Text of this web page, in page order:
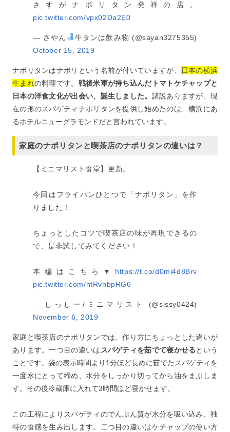
さすがナポリタン発祥の店。
pic.twitter.com/vpx02Da2E0
— さやん
牛タンは飲み物 (@sayan3275355)
October 15, 2019
ナポリタンはナポリという名前が付いていますが、
日本の横浜
生まれの料理です。 戦後米軍が持ち込んだトマトケチャップと
日本の洋食文化が出会い、誕生しました。 諸説ありますが、現
在の形のスパゲティナポリタンを提供し始めたのは、横浜にあ
るホテルニューグラモンドだと言われています。
家庭のナポリタンと喫茶店のナポリタンの違いは？
【ミニマリスト食堂】更新。
今回はフライパンひとつで「ナポリタン」を作
りました！
ちょっとしたコツで喫茶店の味が再現できるの
で、是非試してみてください！
本編はこちら▼ https://t.co/d0mi4d8Brv
pic.twitter.com/htRvhbpRG6
— しっしー/ミニマリスト (@sissy0424)
November 6, 2019
家庭と喫茶店のナポリタンでは、作り方にちょっとした違いが
あります。一つ目の違いは スパゲティを茹でて寝かせるという
ことです。袋の表示時間より1分ほど長めに茹でたスパゲティを
一度水にとって締め、水分をしっかり切ってから油をまぶしま
す。その後冷蔵庫に入れて3時間ほど寝かせます。
この工程によりスパゲティのでんぷん質が水分を吸い込み、独
特の食感を生み出します。二つ目の違いはケチャップの使い方